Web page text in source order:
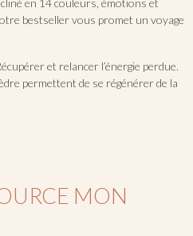
en 14 couleurs, émotions et
bestseller vous promet un voyage
et relancer l’énergie perdue.
permettent de se régénérer de la
MON